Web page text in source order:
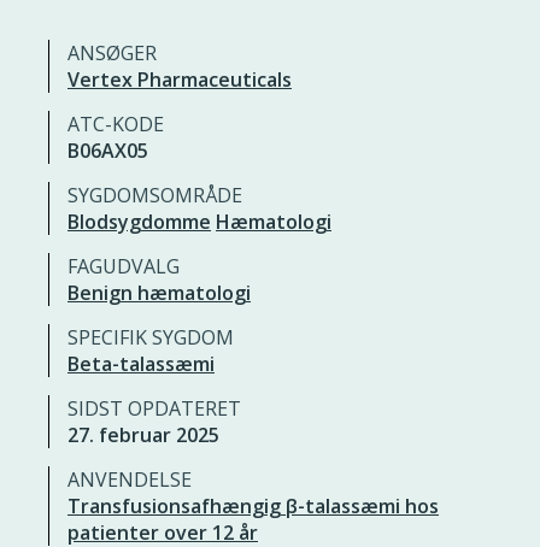
ANSØGER
Vertex Pharmaceuticals
ATC-KODE
B06AX05
SYGDOMSOMRÅDE
Blodsygdomme Hæmatologi
FAGUDVALG
Benign hæmatologi
SPECIFIK SYGDOM
Beta-talassæmi
SIDST OPDATERET
27. februar 2025
ANVENDELSE
Transfusionsafhængig β-talassæmi hos
patienter over 12 år